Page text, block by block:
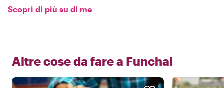
Scopri di più su di me
Altre cose da fare a Funchal